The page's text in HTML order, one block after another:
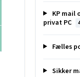
KP mail
privat PC
Fælles
Sikker